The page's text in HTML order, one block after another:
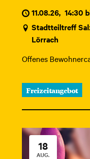
11.08.26, 14:30
Stadtteiltreff
Lörrach
Offenes
Freizeitangebot
18
AUG.